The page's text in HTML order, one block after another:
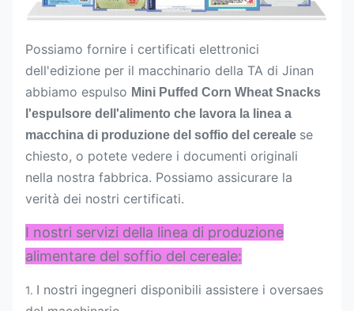
Possiamo fornire i certificati elettronici
dell'edizione per il macchinario della TA di Jinan
abbiamo espulso Mini Puffed Corn Wheat Snacks
l'espulsore dell'alimento che lavora la linea a
macchina di produzione del soffio del cereale se
chiesto, o potete vedere i documenti originali
nella nostra fabbrica. Possiamo assicurare la
verità dei nostri certificati.
I nostri servizi della linea di produzione
alimentare del soffio del cereale:
1. I nostri ingegneri disponibili assistere i oversaes